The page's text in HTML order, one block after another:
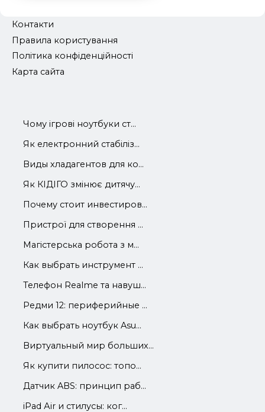
Контакти
Правила користування
Політика конфіденційності
Карта сайта
Чому ігрові ноутбуки ст...
Як електронний стабіліз...
Виды хладагентов для ко...
Як КІДІГО змінює дитячу...
Почему стоит инвестиров...
Пристрої для створення ...
Магістерська робота з м...
Как выбрать инструмент ...
Телефон Realme та навуш...
Редми 12: периферийные ...
Как выбрать ноутбук Asu...
Виртуальный мир больших...
Як купити пилосос: топо...
Датчик ABS: принцип раб...
iРad Аir и стилусы: ког...